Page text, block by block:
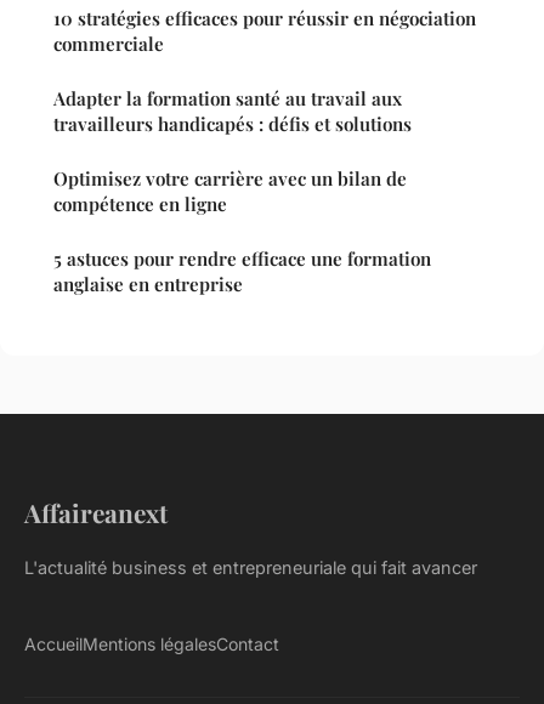
10 stratégies efficaces pour réussir en négociation
commerciale
Adapter la formation santé au travail aux
travailleurs handicapés : défis et solutions
Optimisez votre carrière avec un bilan de
compétence en ligne
5 astuces pour rendre efficace une formation
anglaise en entreprise
Affaireanext
L'actualité business et entrepreneuriale qui fait avancer
AccueilMentions légalesContact